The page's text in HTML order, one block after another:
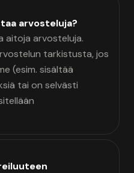
arvosteluja?
aitoja arvosteluja.
tarkistusta, jos
(esim. sisältää
tai on selvästi